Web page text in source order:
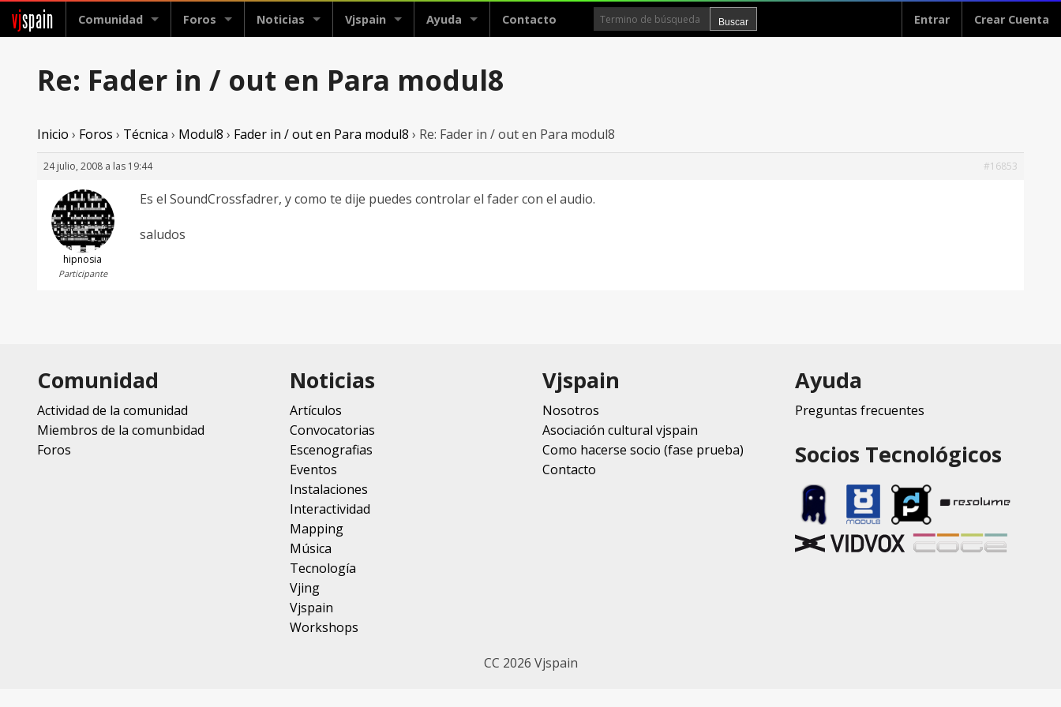
vjspain Comunidad Foros Noticias Vjspain Ayuda Contacto Entrar Crear Cuenta
Re: Fader in / out en Para modul8
Inicio › Foros › Técnica › Modul8 › Fader in / out en Para modul8 › Re: Fader in / out en Para modul8
24 julio, 2008 a las 19:44 #16853
hipnosia
Participante
Es el SoundCrossfadrer, y como te dije puedes controlar el fader con el audio.
saludos
Comunidad
Actividad de la comunidad
Miembros de la comunbidad
Foros
Noticias
Artículos
Convocatorias
Escenografias
Eventos
Instalaciones
Interactividad
Mapping
Música
Tecnología
Vjing
Vjspain
Workshops
Vjspain
Nosotros
Asociación cultural vjspain
Como hacerse socio (fase prueba)
Contacto
Ayuda
Preguntas frecuentes
Socios Tecnológicos
CC 2026 Vjspain